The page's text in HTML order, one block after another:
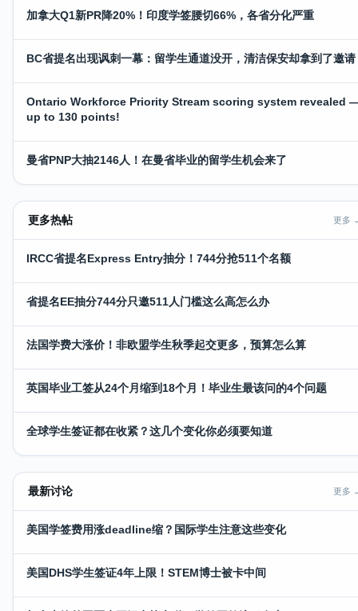
加拿大Q1新PR降20%！印度学签腰切66%，各省分化严重
BC省提名出现讽刺一幕：留学生通道没开，清洁保安却拿到了邀请
Ontario Workforce Priority Stream scoring system revealed
up to 130 points!
曼省PNP大抽2146人！在曼省毕业的留学生机会来了
更多热帖 更多
IRCC省提名Express Entry抽分！744分抢511个名额
省提名EE抽分744分只邀511人门槛这么高怎么办
法国学费大涨价！非欧盟学生秋季起交更多，预算怎么算
英国毕业工签从24个月缩到18个月！毕业生最该问的4个问题
全球学生签证都在收紧？这几个变化你必须要知道
最新讨论 更多
美国学签费用涨deadline缩？国际学生注意这些变化
美国DHS学生签证4年上限！STEM博士被卡中间